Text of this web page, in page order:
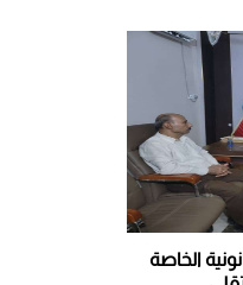
الخاصة